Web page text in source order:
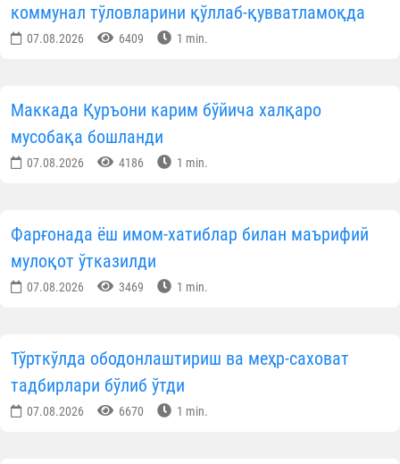
коммунал тўловларини қўллаб-қувватламоқда
07.08.2026 6409 1 min.
Маккада Қуръони карим бўйича халқаро
мусобақа бошланди
07.08.2026 4186 1 min.
Фарғонада ёш имом-хатиблар билан маърифий
мулоқот ўтказилди
07.08.2026 3469 1 min.
Тўрткўлда ободонлаштириш ва меҳр-саховат
тадбирлари бўлиб ўтди
07.08.2026 6670 1 min.